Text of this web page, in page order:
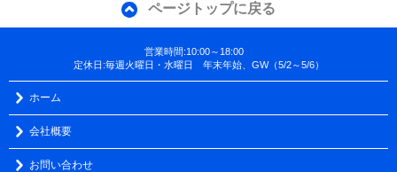
ページトップに戻る
営業時間:10:00～18:00
定休日:毎週火曜日・水曜日 年末年始、GW（5/2～5/6）
ホーム
会社概要
お問い合わせ